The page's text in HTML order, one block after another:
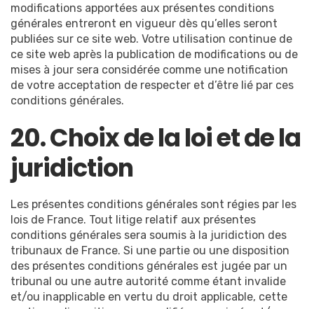
modifications apportées aux présentes conditions
générales entreront en vigueur dès qu’elles seront
publiées sur ce site web. Votre utilisation continue de
ce site web après la publication de modifications ou de
mises à jour sera considérée comme une notification
de votre acceptation de respecter et d’être lié par ces
conditions générales.
20. Choix de la loi et de la
juridiction
Les présentes conditions générales sont régies par les
lois de France. Tout litige relatif aux présentes
conditions générales sera soumis à la juridiction des
tribunaux de France. Si une partie ou une disposition
des présentes conditions générales est jugée par un
tribunal ou une autre autorité comme étant invalide
et/ou inapplicable en vertu du droit applicable, cette